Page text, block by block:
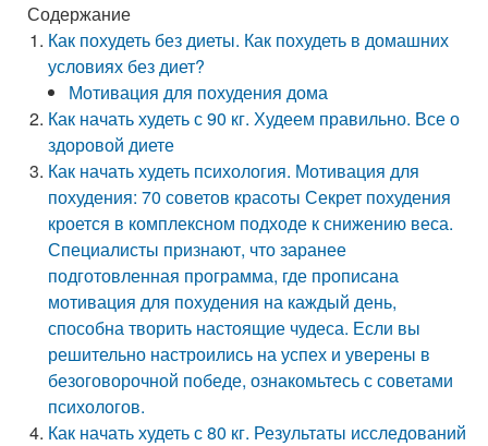
Содержание
Как похудеть без диеты. Как похудеть в домашних
условиях без диет?
Мотивация для похудения дома
Как начать худеть с 90 кг. Худеем правильно. Все о
здоровой диете
Как начать худеть психология. Мотивация для
похудения: 70 советов красоты Секрет похудения
кроется в комплексном подходе к снижению веса.
Специалисты признают, что заранее
подготовленная программа, где прописана
мотивация для похудения на каждый день,
способна творить настоящие чудеса. Если вы
решительно настроились на успех и уверены в
безоговорочной победе, ознакомьтесь с советами
психологов.
Как начать худеть с 80 кг. Результаты исследований